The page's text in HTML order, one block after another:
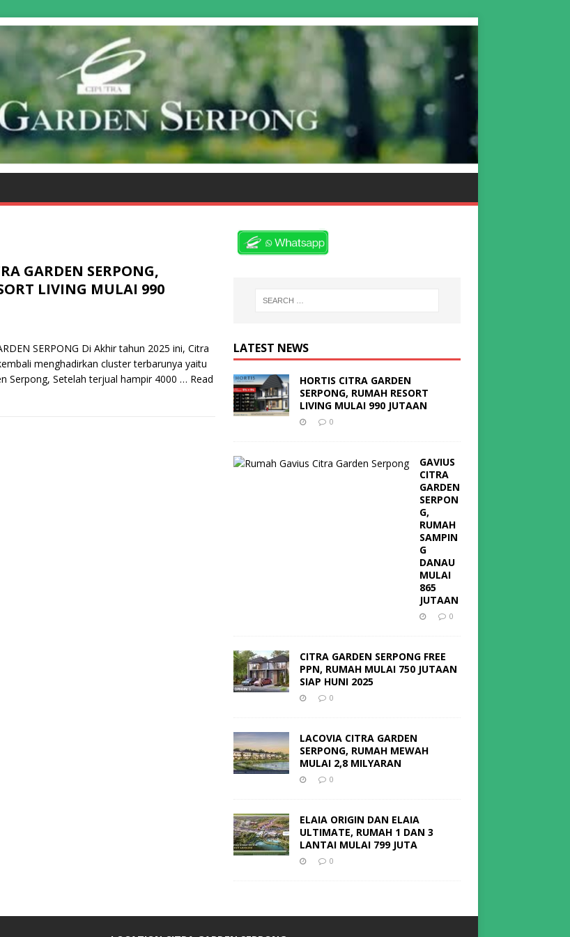
GARDEN SERPONG,
LIVING MULAI 990
SERPONG Di Akhir tahun 2025 ini, Citra
menghadirkan cluster terbarunya yaitu
Serpong, Setelah terjual hampir 4000 … Read
LATEST NEWS
HORTIS CITRA GARDEN
SERPONG, RUMAH RESORT
LIVING MULAI 990 JUTAAN
0
GAVIUS
CITRA
GARDEN
SERPON
G,
RUMAH
SAMPIN
G
DANAU
MULAI
865
JUTAAN
0
CITRA GARDEN SERPONG FREE
PPN, RUMAH MULAI 750 JUTAAN
SIAP HUNI 2025
0
LACOVIA CITRA GARDEN
SERPONG, RUMAH MEWAH
MULAI 2,8 MILYARAN
0
ELAIA ORIGIN DAN ELAIA
ULTIMATE, RUMAH 1 DAN 3
LANTAI MULAI 799 JUTA
0